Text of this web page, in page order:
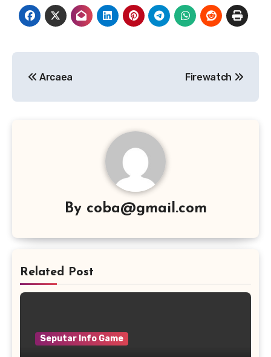
Arcaea Firewatch
By coba@gmail.com
Related Post
Seputar Info Game